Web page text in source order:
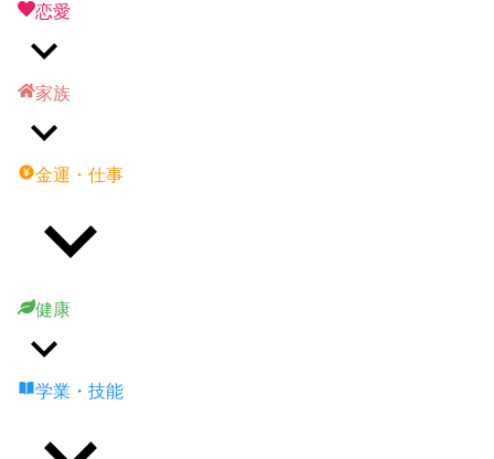
恋愛
家族
金運・仕事
健康
学業・技能